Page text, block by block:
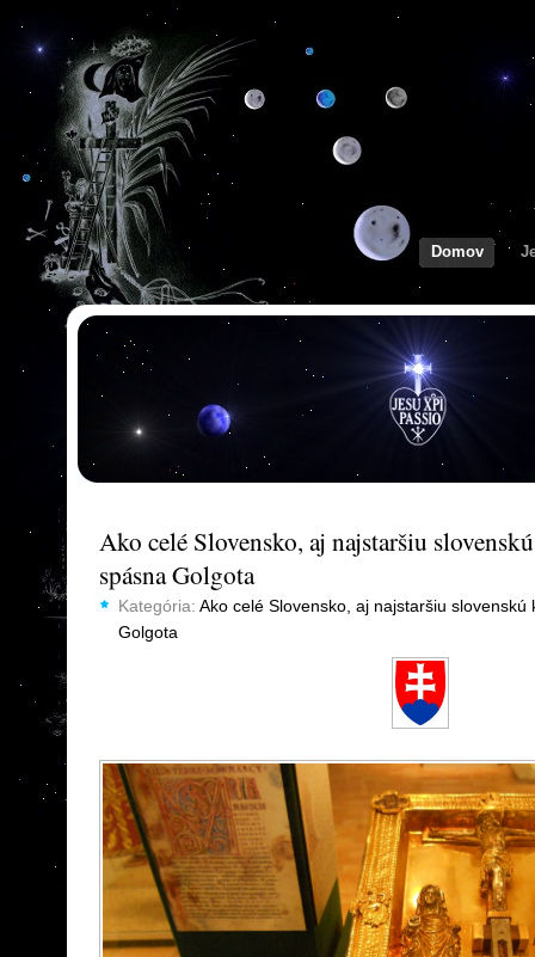
Domov
Ako celé Slovensko, aj najstaršiu
spásna Golgota
Kategória: Ako celé Slovensko, aj najstaršiu slovenskú
Golgota